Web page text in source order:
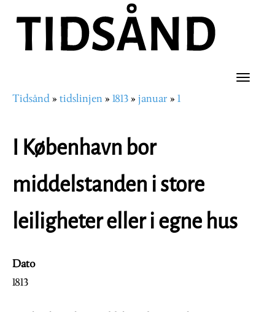
hovedinnhold
Toggle
Navigasjonssti
Tidsånd tidslinjen 1813 januar 1
I København bor
middelstanden i store
leiligheter eller i egne hus
Dato
1813